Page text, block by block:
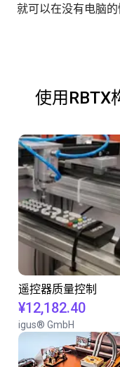
就可以在没有电脑的
使用RBTX
遥控器质量控制
¥12,182.40
igus® GmbH